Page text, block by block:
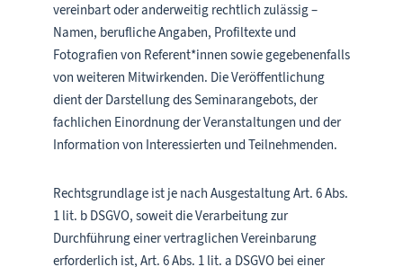
vereinbart oder anderweitig rechtlich zulässig –
Namen, berufliche Angaben, Profiltexte und
Fotografien von Referent*innen sowie gegebenenfalls
von weiteren Mitwirkenden. Die Veröffentlichung
dient der Darstellung des Seminarangebots, der
fachlichen Einordnung der Veranstaltungen und der
Information von Interessierten und Teilnehmenden.
Rechtsgrundlage ist je nach Ausgestaltung Art. 6 Abs.
1 lit. b DSGVO, soweit die Verarbeitung zur
Durchführung einer vertraglichen Vereinbarung
erforderlich ist, Art. 6 Abs. 1 lit. a DSGVO bei einer